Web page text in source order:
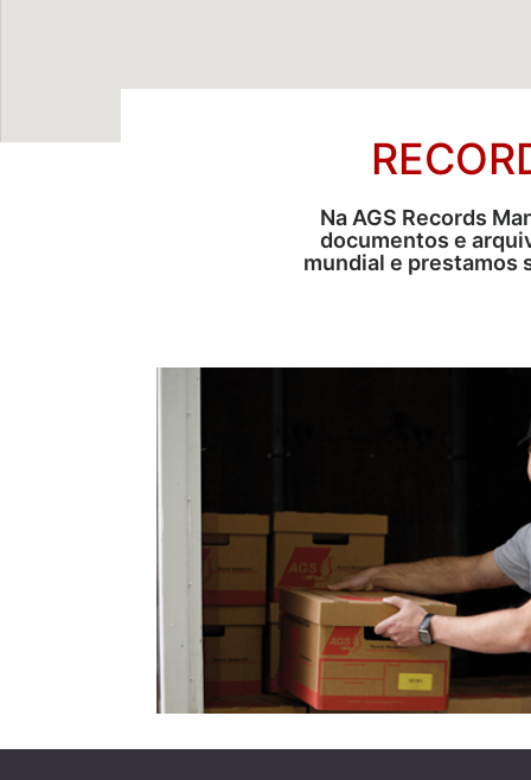
Na AGS Records
documentos e
mundial e prestamos